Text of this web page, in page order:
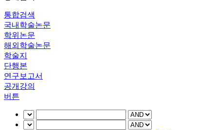
통합검색
국내학술논문
학위논문
해외학술논문
학술지
단행본
연구보고서
공개강의
버튼